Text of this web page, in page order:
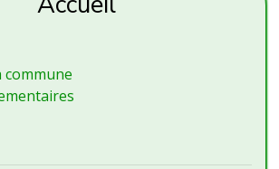
commune